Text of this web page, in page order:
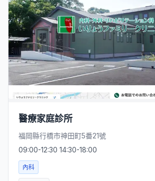
醫療家庭診所
福岡縣行橋市神田町5番21號
09:00-12:30 14:30-18:00
內科